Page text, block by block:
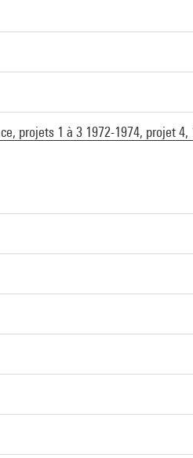
projets 1 à 3 1972-1974, projet 4,